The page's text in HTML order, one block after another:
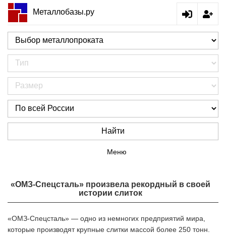
Металлобазы.ру
Найти
Меню
«ОМЗ-Спецсталь» произвела рекордный в своей
истории слиток
«ОМЗ-Спецсталь» — одно из немногих предприятий мира,
которые производят крупные слитки массой более 250 тонн.